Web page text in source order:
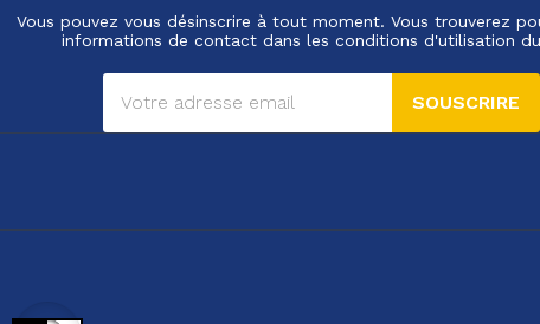
Vous pouvez vous désinscrire à tout moment. Vous trouverez
informations de contact dans les conditions d'utilisation
SOUSCRIRE